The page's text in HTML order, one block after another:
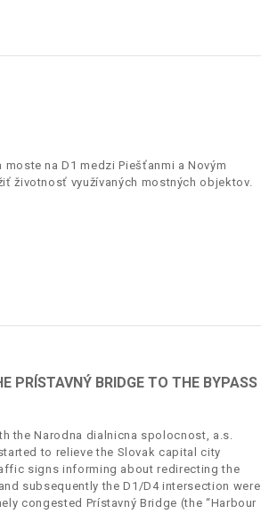
na D1 medzi Piešťanmi a Novým
životnosť využívaných mostných objektov.
PRÍSTAVNÝ BRIDGE TO THE BYPASS
the Narodna dialnicna spolocnost, a.s.
to relieve the Slovak capital city
signs informing about redirecting the
subsequently the D1/D4 intersection were
congested Prístavný Bridge (the “Harbour